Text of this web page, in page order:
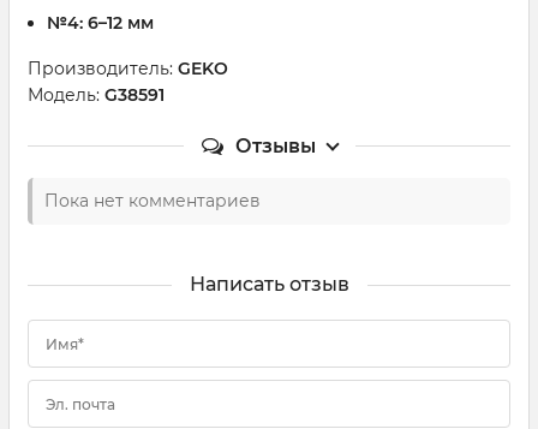
№4: 6–12 мм
Производитель: GEKO
Модель: G38591
Отзывы
Пока нет комментариев
Написать отзыв
Имя*
Эл. почта